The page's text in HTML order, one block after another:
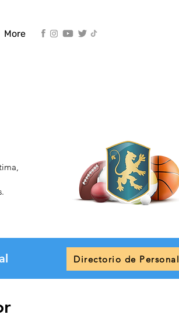
More
Directorio de Personal